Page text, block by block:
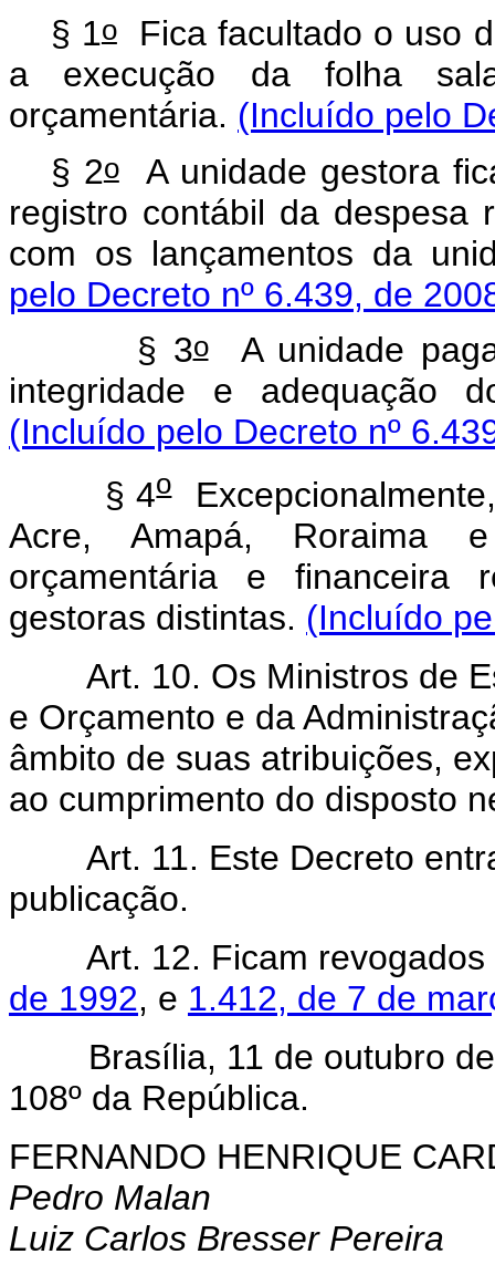
§ 1oFica facultado o uso
a execução da folha
orçamentária. (Incluído pelo
§ 2oA unidade gestora
registro contábil da despesa
com os lançamentos da
pelo Decreto nº 6.439, de
§ 3oA unidade
integridade e adequação
(Incluído pelo Decreto nº
§ 4o
Acre, Amapá, Roraima
orçamentária e financeira
gestoras distintas. (Incluído
Art. 10. Os Ministros de
e Orçamento e da
âmbito de suas atribuições,
ao cumprimento do disposto
Art. 11. Este Decreto
publicação.
Art. 12. Ficam
de 1992, e 1.412, de 7 de
Brasília, 11 de outubro de
108º da República.
FERNANDO HENRIQUE
Pedro Malan
Luiz Carlos Bresser Pereira